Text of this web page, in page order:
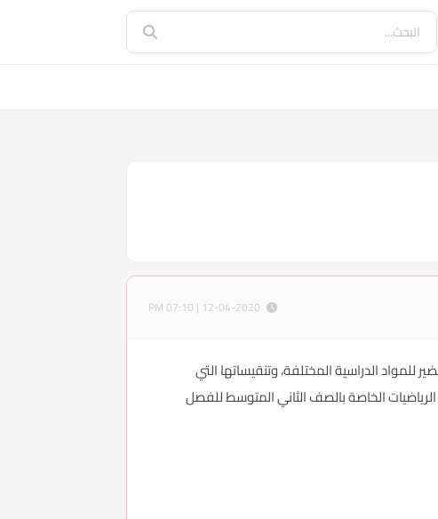
عن تحضير للمواد الدراسية المختلفة، وتنقيساتها التي
الخاصة بالصف الثاني المتوسط للفصل